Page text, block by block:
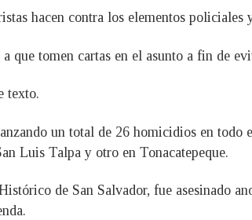
hacen contra los elementos
tomen cartas en el asunto a fin de
texto.
un total de 26 homicidios en
Luis Talpa y otro en Tonacatepeque.
de San Salvador, fue asesinado